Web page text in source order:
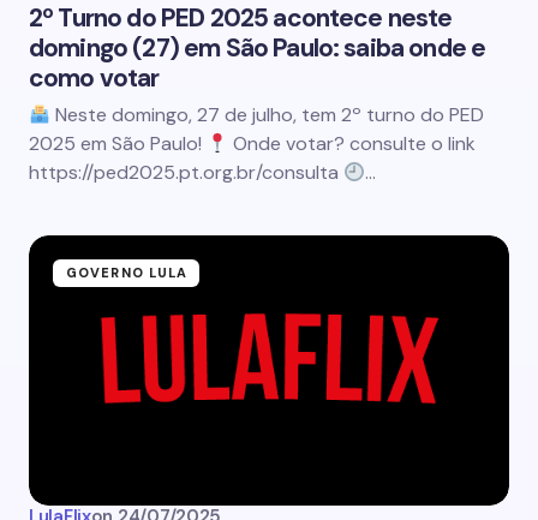
2º Turno do PED 2025 acontece neste
domingo (27) em São Paulo: saiba onde e
como votar
Neste domingo, 27 de julho, tem 2º turno do PED
2025 em São Paulo!
Onde votar? consulte o link
https://ped2025.pt.org.br/consulta
…
GOVERNO LULA